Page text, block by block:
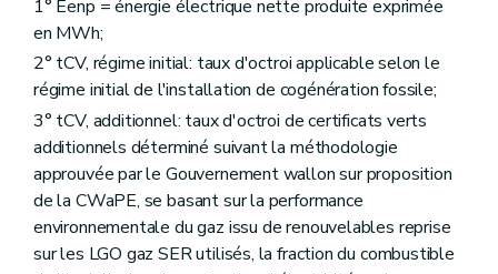
1° Eenp = énergie électrique nette produite exprimée
en MWh;
2° tCV, régime initial: taux d'octroi applicable selon le
régime initial de l'installation de cogénération fossile;
3° tCV, additionnel: taux d'octroi de certificats verts
additionnels déterminé suivant la méthodologie
approuvée par le Gouvernement wallon sur proposition
de la CWaPE, se basant sur la performance
environnementale du gaz issu de renouvelables reprise
sur les LGO gaz SER utilisés, la fraction du combustible